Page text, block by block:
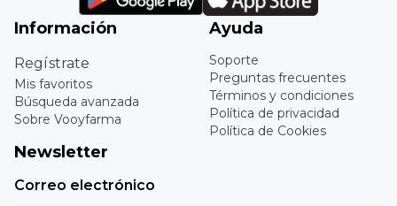
Información
Regístrate
Mis favoritos
Búsqueda avanzada
Sobre Vooyfarma
Ayuda
Soporte
Preguntas frecuentes
Términos y condiciones
Política de privacidad
Política de Cookies
Newsletter
Correo electrónico